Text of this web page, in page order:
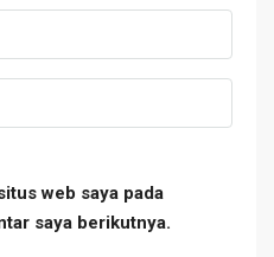
web saya pada
saya berikutnya.